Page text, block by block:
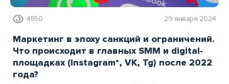
4550 29 января 2024
Маркетинг в эпоху санкций и ограничений.
Что происходит в главных SMM и digital-
площадках (Instagram*, VK, Tg) после 2022
года?